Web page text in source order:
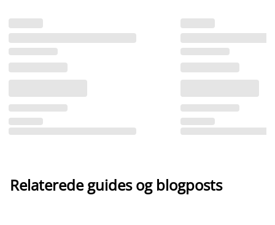
Relaterede guides og blogposts